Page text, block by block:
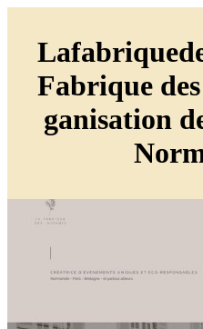
Fabrique
ganisa­tion